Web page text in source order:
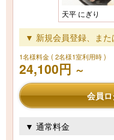
天平 にぎり
▼ 新規会員登録、また
1名様料金( 2名様1室利用時 )
24,100円 ～
会員
▼ 通常料金